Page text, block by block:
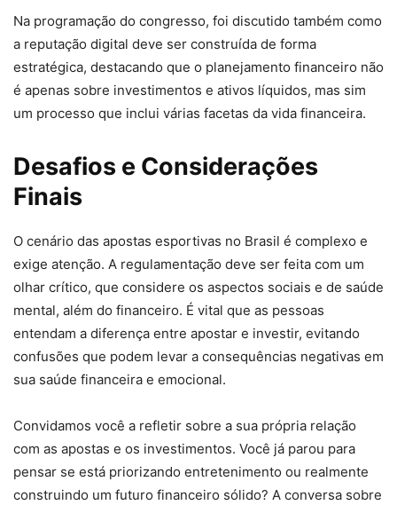
Na programação do congresso, foi discutido também como
a reputação digital deve ser construída de forma
estratégica, destacando que o planejamento financeiro não
é apenas sobre investimentos e ativos líquidos, mas sim
um processo que inclui várias facetas da vida financeira.
Desafios e Considerações
Finais
O cenário das apostas esportivas no Brasil é complexo e
exige atenção. A regulamentação deve ser feita com um
olhar crítico, que considere os aspectos sociais e de saúde
mental, além do financeiro. É vital que as pessoas
entendam a diferença entre apostar e investir, evitando
confusões que podem levar a consequências negativas em
sua saúde financeira e emocional.
Convidamos você a refletir sobre a sua própria relação
com as apostas e os investimentos. Você já parou para
pensar se está priorizando entretenimento ou realmente
construindo um futuro financeiro sólido? A conversa sobre